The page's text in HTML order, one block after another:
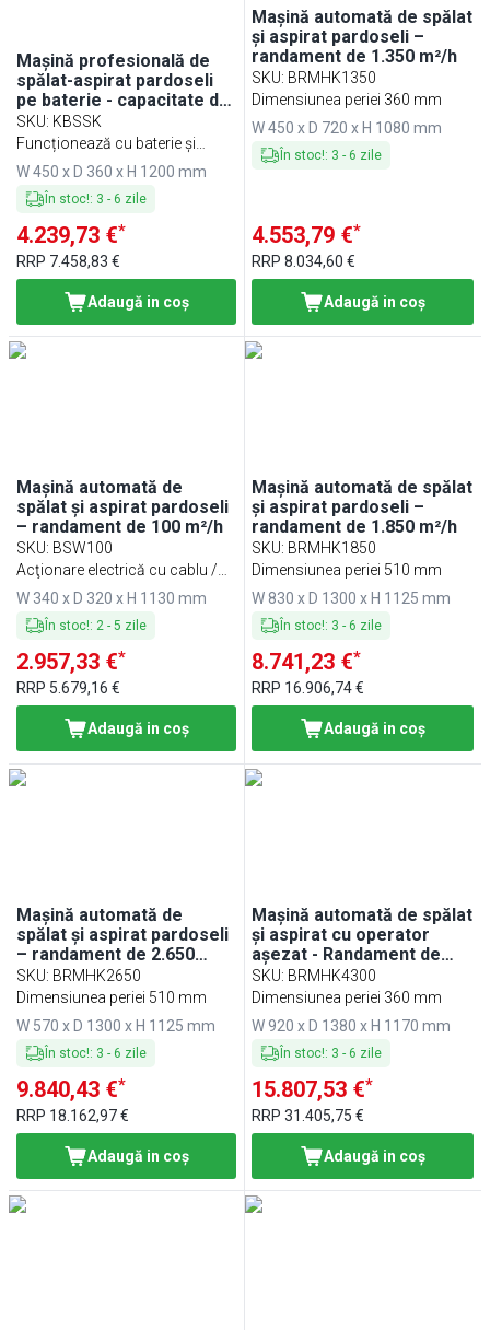
Mașină profesională de
spălat-aspirat pardoseli
pe baterie - capacitate de
lucru 1.200 m²/h - ghidată
manual - cu încărcător
inclus
SKU: KBSSK
Funcționează cu baterie și
încărcător
W 450 x D 360 x H 1200 mm
În stoc!: 3 - 6 zile
4.239,73 €*
RRP 7.458,83 €
Adaugă in coş
Mașină automată de spălat
și aspirat pardoseli –
randament de 1.350 m²/h
SKU: BRMHK1350
Dimensiunea periei 360 mm
W 450 x D 720 x H 1080 mm
În stoc!: 3 - 6 zile
4.553,79 €*
RRP8.034,60 €
Adaugă in coş
Mașină automată de
spălat și aspirat pardoseli
– randament de 100 m²/h
SKU: BSW100
Acţionare electrică cu cablu /
230 volţi
W 340 x D 320 x H 1130 mm
În stoc!: 2- 5 zile
2.957,33 €*
RRP 5.679,16 €
Adaugă in coş
Mașină automată de spălat
și aspirat pardoseli –
randament de 1.850 m²/h
SKU: BRMHK1850
Dimensiunea periei 510 mm
W 830 x D 1300 x H 1125 mm
În stoc!: 3 - 6 zile
8.741,23 €*
RRP 16.906,74 €
Adaugă in coş
Mașină automată de
spălat și aspirat pardoseli
– randament de 2.650
m²/h
SKU: BRMHK2650
Dimensiunea periei 510 mm
W 570 x D 1300 x H 1125 mm
În stoc!: 3 - 6 zile
9.840,43 €*
RRP 18.162,97 €
Adaugă in coş
Mașină automată de spălat
și aspirat cu operator
așezat - Randament de
lucru 4.300 m²/h
SKU: BRMHK4300
Dimensiunea periei 360 mm
W 920 x D 1380 x H 1170 mm
În stoc!: 3 - 6 zile
15.807,53 €*
RRP31.405,75 €
Adaugă in coş